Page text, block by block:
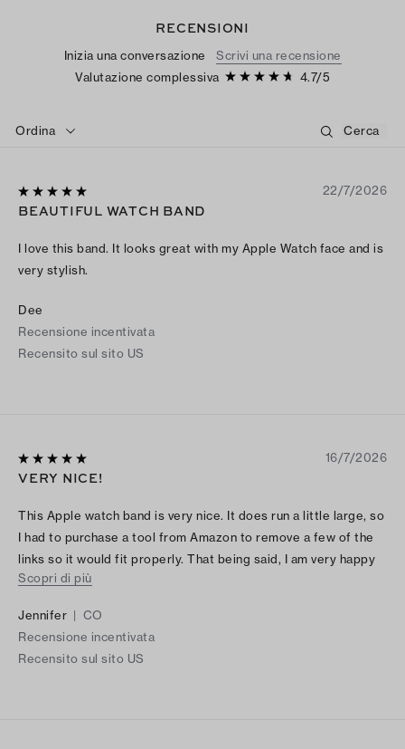
RECENSIONI
Inizia una conversazione
Scrivi una recensione
Valutazione complessiva
4.7/5
Ordina
22/7/2026
BEAUTIFUL WATCH BAND
I love this band. It looks great with my Apple Watch face and is
very stylish.
Dee
Recensione incentivata
Recensito sul sito US
16/7/2026
VERY NICE!
This Apple watch band is very nice. It does run a little large, so
I had to purchase a tool from Amazon to remove a few of the
links so it would fit properly. That being said, I am very happy
with it and wear it everyday.
Scopri di più
Jennifer | CO
Recensione incentivata
Recensito sul sito US